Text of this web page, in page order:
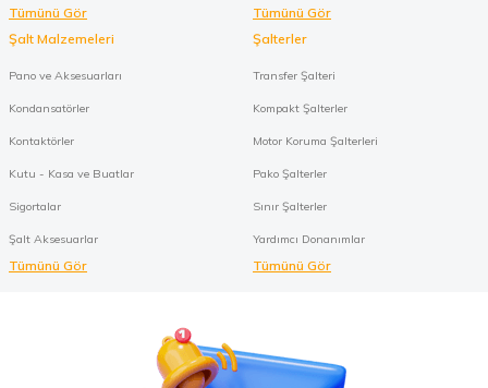
Tümünü Gör
Tümünü Gör
Şalt Malzemeleri
Pano ve Aksesuarları
Kondansatörler
Kontaktörler
Kutu - Kasa ve Buatlar
Sigortalar
Şalt Aksesuarlar
Tümünü Gör
Şalterler
Transfer Şalteri
Kompakt Şalterler
Motor Koruma Şalterleri
Pako Şalterler
Sınır Şalterler
Yardımcı Donanımlar
Tümünü Gör